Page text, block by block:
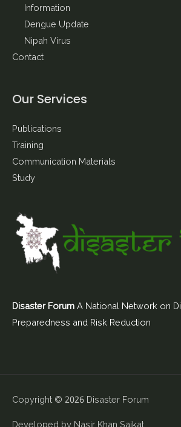
Information
Dengue Update
Nipah Virus
Contact
Our Services
Publications
Training
Communication Materials
Study
Disaster Forum A National Network on
Preparedness and Risk Reduction
Copyright © 2026 Disaster Forum